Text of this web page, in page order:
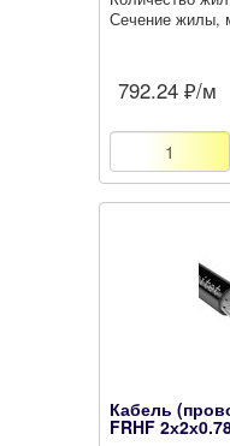
Сечение жилы,
792.24 ₽/м
Кабель
FRHF